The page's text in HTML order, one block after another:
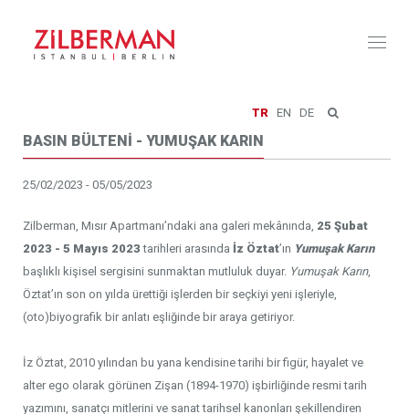
TR EN DE
BASIN BÜLTENİ - YUMUŞAK KARIN
25/02/2023 - 05/05/2023
Zilberman, Mısır Apartmanı’ndaki ana galeri mekânında, 25 Şubat
2023 - 5 Mayıs 2023tarihleri arasında İz Öztat’ın Yumuşak Karın
başlıklı kişisel sergisini sunmaktan mutluluk duyar. Yumuşak Karın,
Öztat’ın son on yılda ürettiği işlerden bir seçkiyi yeni işleriyle,
(oto)biyografik bir anlatı eşliğinde bir araya getiriyor.
İz Öztat, 2010 yılından bu yana kendisine tarihi bir figür, hayalet ve
alter ego olarak görünen Zişan (1894-1970) işbirliğinde resmi tarih
yazımını, sanatçı mitlerini ve sanat tarihsel kanonları şekillendiren